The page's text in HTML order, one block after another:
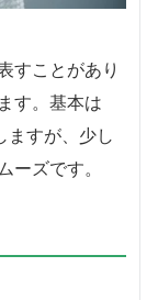
すことがあり
す。基本は
ますが、少し
ーズです。